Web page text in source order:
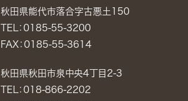
秋田県能代市落合字古悪土150
TEL：0185-55-3200
FAX：0185-55-3614
秋田県秋田市泉中央4丁目2-3
TEL：018-866-2202